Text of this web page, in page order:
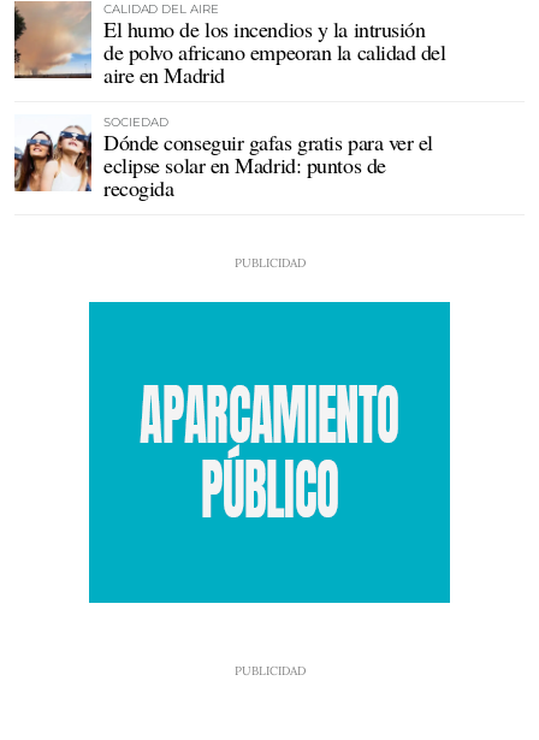
CALIDAD DEL AIRE
El humo de los incendios y la intrusión
de polvo africano empeoran la calidad del
aire en Madrid
SOCIEDAD
Dónde conseguir gafas gratis para ver el
eclipse solar en Madrid: puntos de
recogida